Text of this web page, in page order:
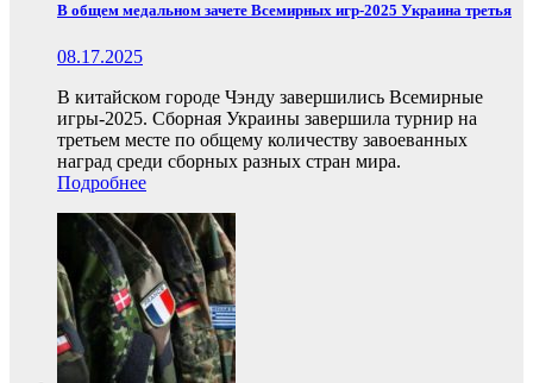
В общем медальном зачете Всемирных игр-2025 Украина третья
08.17.2025
В китайском городе Чэнду завершились Всемирные
игры-2025. Сборная Украины завершила турнир на
третьем месте по общему количеству завоеванных
наград среди сборных разных стран мира.
Подробнее